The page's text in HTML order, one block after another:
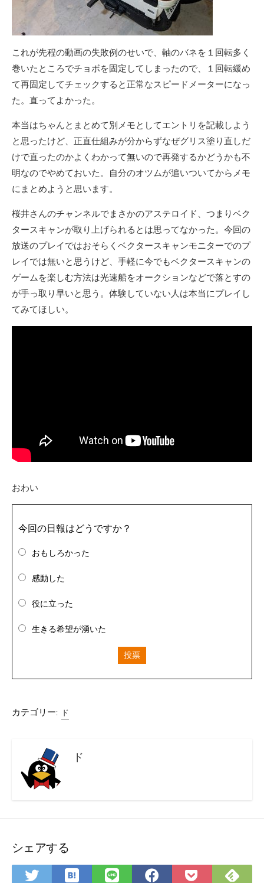
これが先程の動画の失敗例のせいで、軸のバネを１回転多く
巻いたところでチョボを固定してしまったので、１回転緩め
て再固定してチェックすると正常なスピードメーターになっ
た。直ってよかった。
本当はちゃんとまとめて別メモとしてエントリを記載しよう
と思ったけど、正直仕組みが分からずなぜグリス塗り直しだ
けで直ったのかよくわかって無いので再発するかどうかも不
明なのでやめておいた。自分のオツムが追いついてからメモ
にまとめようと思います。
桜井さんのチャンネルでまさかのアステロイド、つまりベク
タースキャンが取り上げられるとは思ってなかった。今回の
放送のプレイではおそらくベクタースキャンモニターでのプ
レイでは無いと思うけど、手軽に今でもベクタースキャンの
ゲームを楽しむ方法は光速船をオークションなどで落とすの
が手っ取り早いと思う。体験していない人は本当にプレイし
てみてほしい。
おわい
今回の日報はどうですか？
おもしろかった
感動した
役に立った
生きる希望が湧いた
投票
カテゴリー: ド
ド
シェアする
Twitter
は
LINE
Facebook
Pocket